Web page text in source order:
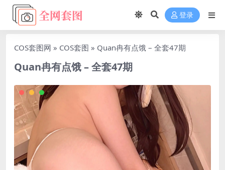
登录
COS套图网 » COS套图 » Quan冉有点饿 – 全套47期
Quan冉有点饿 – 全套47期